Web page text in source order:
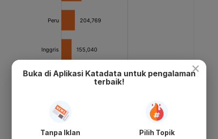
×
Buka di Aplikasi Katadata untuk pengalaman
terbaik!
Tanpa Iklan Pilih Topik